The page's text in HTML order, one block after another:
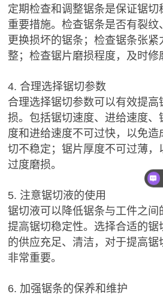
定期检查和调整锯条是保证锯切
重要措施。检查锯条是否有裂
更换损坏的锯条；检查锯条张紧
整；检查锯片磨损程度，及时修
4. 合理选择锯切参数
合理选择锯切参数可以有效提高
损。包括锯切速度、进给速度、
度和进给速度不可过快，以免
切不稳定；锯片厚度不可过薄，
过度磨损。
5. 注意锯切液的使用
锯切液可以降低锯条与工件之间
提高锯切稳定性。选择合适的
的供应充足、清洁，对于提高锯
非常重要。
6. 加强锯条的保养和维护